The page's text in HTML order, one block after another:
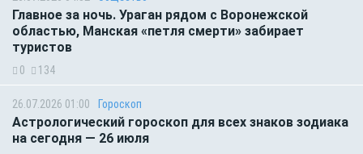
Главное за ночь. Ураган рядом с Воронежской
областью, Манская «петля смерти» забирает
туристов
0 134
26.07.2026 01:00 Гороскоп
Астрологический гороскоп для всех знаков зодиака
на сегодня — 26 июля